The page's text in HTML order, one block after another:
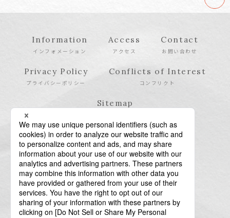
Information
インフォメーション
Access
アクセス
Contact
お問い合わせ
Privacy Policy
プライバシーポリシー
Conflicts of Interest
コンフリクト
Sitemap